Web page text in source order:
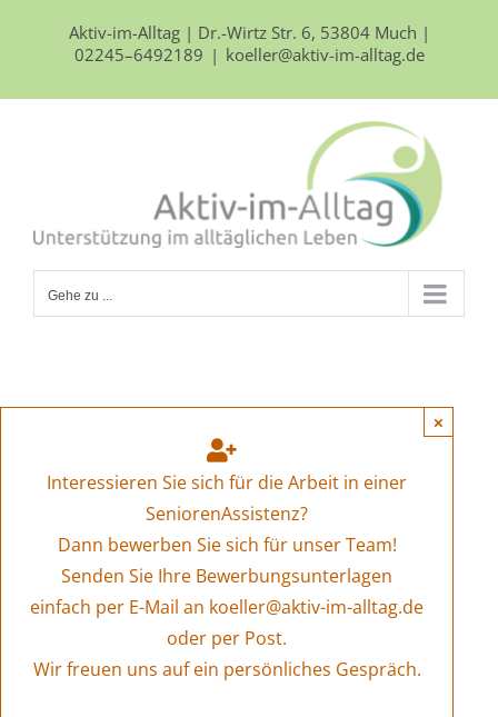
Aktiv-im-Alltag | Dr.-Wirtz Str. 6, 53804 Much |
02245–6492189 | koeller@aktiv-im-alltag.de
Gehe zu ...
×
Interessieren Sie sich für die Arbeit in einer
SeniorenAssistenz?
Dann bewerben Sie sich für unser Team!
Senden Sie Ihre Bewerbungsunterlagen
einfach per E-Mail an koeller@aktiv-im-alltag.de
oder per Post.
Wir freuen uns auf ein persönliches Gespräch.